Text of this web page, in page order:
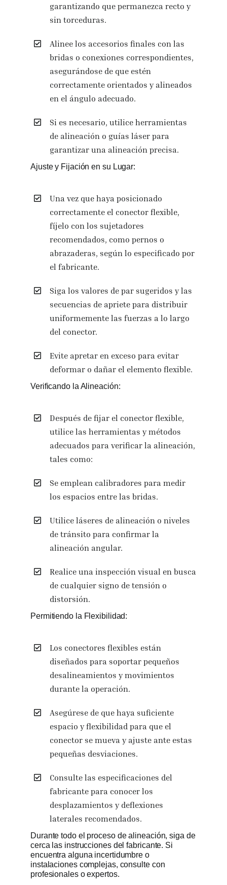
garantizando que permanezca recto y
sin torceduras.
Alinee los accesorios finales con las
bridas o conexiones correspondientes,
asegurándose de que estén
correctamente orientados y alineados
en el ángulo adecuado.
Si es necesario, utilice herramientas
de alineación o guías láser para
garantizar una alineación precisa.
Ajuste y Fijación en su Lugar:
Una vez que haya posicionado
correctamente el conector flexible,
fíjelo con los sujetadores
recomendados, como pernos o
abrazaderas, según lo especificado por
el fabricante.
Siga los valores de par sugeridos y las
secuencias de apriete para distribuir
uniformemente las fuerzas a lo largo
del conector.
Evite apretar en exceso para evitar
deformar o dañar el elemento flexible.
Verificando la Alineación:
Después de fijar el conector flexible,
utilice las herramientas y métodos
adecuados para verificar la alineación,
tales como:
Se emplean calibradores para medir
los espacios entre las bridas.
Utilice láseres de alineación o niveles
de tránsito para confirmar la
alineación angular.
Realice una inspección visual en busca
de cualquier signo de tensión o
distorsión.
Permitiendo la Flexibilidad:
Los conectores flexibles están
diseñados para soportar pequeños
desalineamientos y movimientos
durante la operación.
Asegúrese de que haya suficiente
espacio y flexibilidad para que el
conector se mueva y ajuste ante estas
pequeñas desviaciones.
Consulte las especificaciones del
fabricante para conocer los
desplazamientos y deflexiones
laterales recomendados.
Durante todo el proceso de alineación, siga de
cerca las instrucciones del fabricante. Si
encuentra alguna incertidumbre o
instalaciones complejas, consulte con
profesionales o expertos.